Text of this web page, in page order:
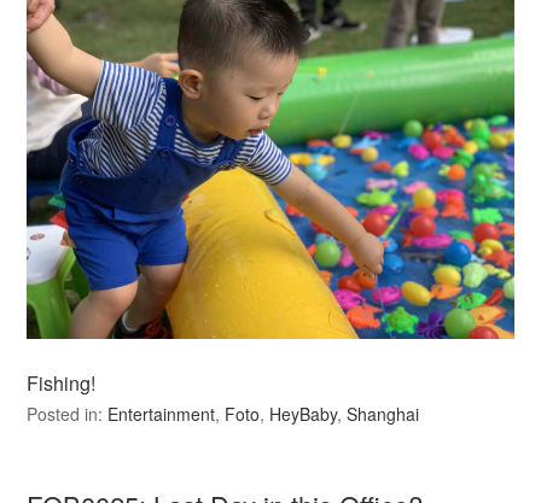
Fishing!
Posted in: Entertainment, Foto, HeyBaby,Shanghai